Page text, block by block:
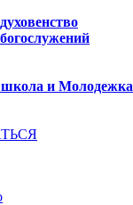
школа и Молодежка